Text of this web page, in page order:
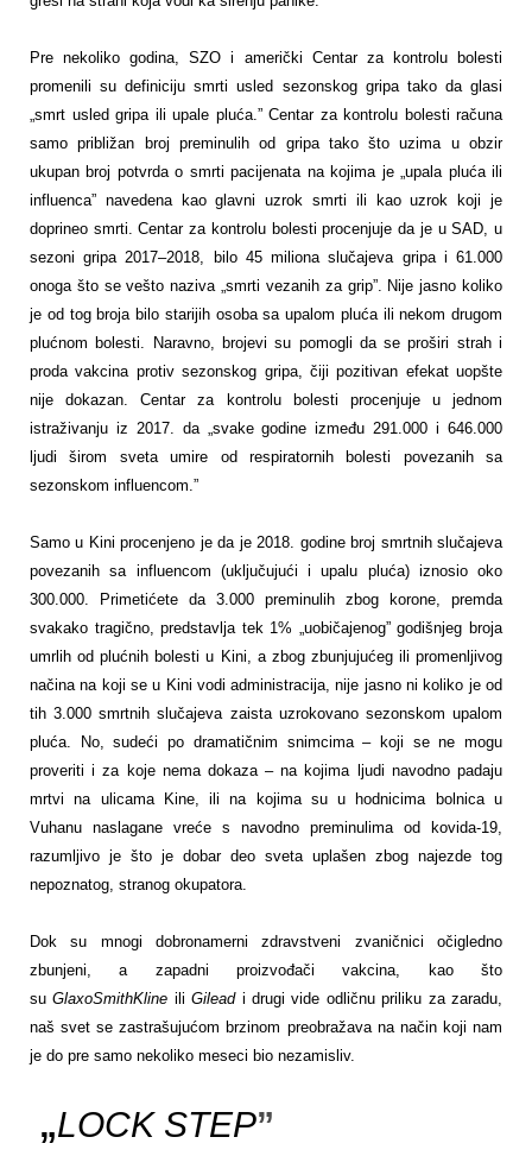
Pre nekoliko godina, SZO i američki Centar za kontrolu bolesti
promenili su definiciju smrti usled sezonskog gripa tako da glasi
„smrt usled gripa ili upale pluća.” Centar za kontrolu bolesti računa
samo približan broj preminulih od gripa tako što uzima u obzir
ukupan broj potvrda o smrti pacijenata na kojima je „upala pluća ili
influenca” navedena kao glavni uzrok smrti ili kao uzrok koji je
doprineo smrti. Centar za kontrolu bolesti procenjuje da je u SAD, u
sezoni gripa 2017–2018, bilo 45 miliona slučajeva gripa i 61.000
onoga što se vešto naziva „smrti vezanih za grip”. Nije jasno koliko
je od tog broja bilo starijih osoba sa upalom pluća ili nekom drugom
plućnom bolesti. Naravno, brojevi su pomogli da se proširi strah i
proda vakcina protiv sezonskog gripa, čiji pozitivan efekat uopšte
nije dokazan. Centar za kontrolu bolesti procenjuje u jednom
istraživanju iz 2017. da „svake godine između 291.000 i 646.000
ljudi širom sveta umire od respiratornih bolesti povezanih sa
sezonskom influencom.”
Samo u Kini procenjeno je da je 2018. godine broj smrtnih slučajeva
povezanih sa influencom (uključujući i upalu pluća) iznosio oko
300.000. Primetićete da 3.000 preminulih zbog korone, premda
svakako tragično, predstavlja tek 1% „uobičajenog” godišnjeg broja
umrlih od plućnih bolesti u Kini, a zbog zbunjujućeg ili promenljivog
načina na koji se u Kini vodi administracija, nije jasno ni koliko je od
tih 3.000 smrtnih slučajeva zaista uzrokovano sezonskom upalom
pluća. No, sudeći po dramatičnim snimcima – koji se ne mogu
proveriti i za koje nema dokaza – na kojima ljudi navodno padaju
mrtvi na ulicama Kine, ili na kojima su u hodnicima bolnica u
Vuhanu naslagane vreće s navodno preminulima od kovida-19,
razumljivo je što je dobar deo sveta uplašen zbog najezde tog
nepoznatog, stranog okupatora.
Dok su mnogi dobronamerni zdravstveni zvaničnici očigledno
zbunjeni, a zapadni proizvođači vakcina, kao što
suGlaxoSmithKline iliGileadi drugi vide odličnu priliku za zaradu,
naš svet se zastrašujućom brzinom preobražava na način koji nam
je do pre samo nekoliko meseci bio nezamisliv.
„LOCK STEP”